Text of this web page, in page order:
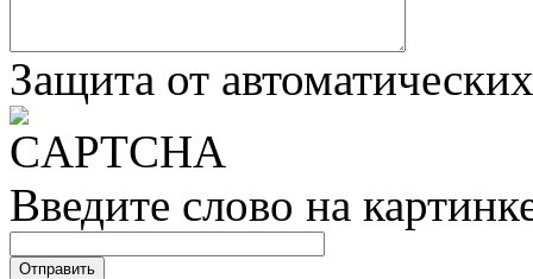
Защита от
Введите слово на